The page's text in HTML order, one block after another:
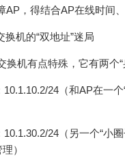
AP，得结合AP在线时间、
换机的“双地址”迷局
换机有点特殊，它有两个“
24（和AP在一个
24（另一个“小
）